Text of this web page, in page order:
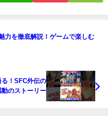
力を徹底解説！ゲームで楽しむ
！SFC外伝の
動のストーリー